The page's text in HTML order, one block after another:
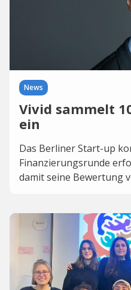
News
Vivid sammelt
ein
Das Berliner Start-up
Finanzierungsrunde
damit seine Bewertung